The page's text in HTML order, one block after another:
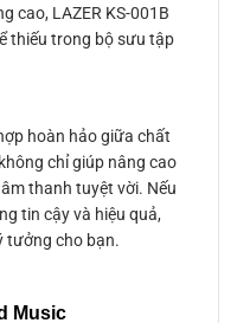
cao, LAZER KS-001B
thiếu trong bộ sưu tập
hoàn hảo giữa chất
chỉ giúp nâng cao
thanh tuyệt vời. Nếu
tin cậy và hiệu quả,
tưởng cho bạn.
Music